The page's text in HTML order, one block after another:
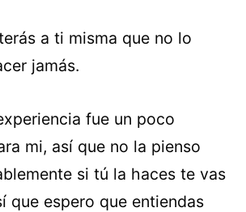
a ti misma que no lo
jamás.
fue un poco
mi, así que no la pienso
si tú la haces te vas
que espero que entiendas